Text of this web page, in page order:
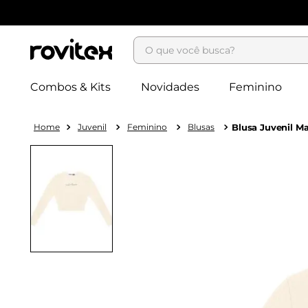
O que você busca?
Combos & Kits Novidades Feminino
Juvenil Feminino Blusas Blusa Juvenil